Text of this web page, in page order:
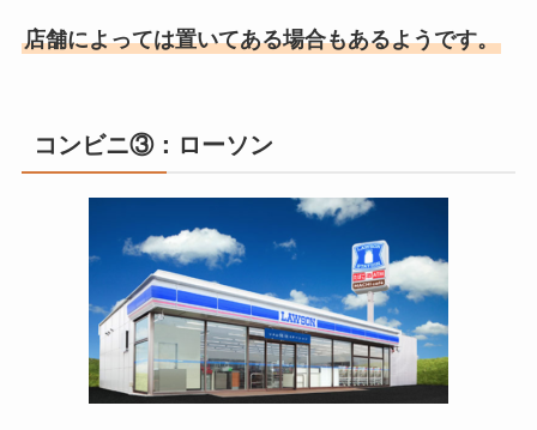
店舗によっては置いてある場合もあるようです。
コンビニ③：ローソン